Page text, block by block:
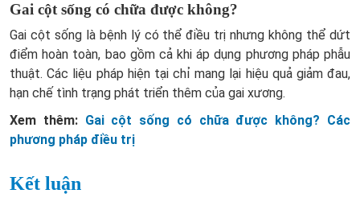
Gai cột sống có chữa được không?
Gai cột sống là bệnh lý có thể điều trị nhưng không thể dứt
điểm hoàn toàn, bao gồm cả khi áp dụng phương pháp phẫu
thuật. Các liệu pháp hiện tại chỉ mang lại hiệu quả giảm đau,
hạn chế tình trạng phát triển thêm của gai xương.
Xem thêm: Gai cột sống có chữa được không? Các
phương pháp điều trị
Kết luận